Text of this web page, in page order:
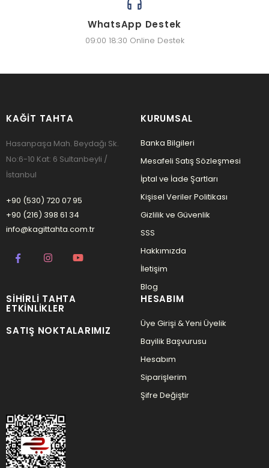
WhatsApp Destek
09:00 18:30 Online Destek
KAĞIT TAHTA
Hasanpaşa Mah. Beydağı Sk.
No:6-10 Kat: 6 Sultanbeyli /
İstanbul
+90 (530) 720 07 95
+90 (216) 398 61 34
info@kagittahta.com.tr
KURUMSAL
Banka Bilgileri
Mesafeli Satış Sözleşmesi
İptal ve İade Şartları
Kişisel Veriler Politikası
Gizlilik ve Güvenlik
SSS
Hakkımızda
İletişim
Blog
SIHIRLI TAHTA
ETKINLIKLER
SATIŞ NOKTALARIMIZ
HESABIM
Üye Girişi & Yeni Üyelik
Bayilik Başvurusu
Hesabım
Siparişlerim
Şifre Değiştir